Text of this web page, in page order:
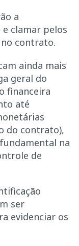
a
clamar pelos
contrato.
ainda mais
geral do
financeira
até
do contrato),
na
de
ser
evidenciar os